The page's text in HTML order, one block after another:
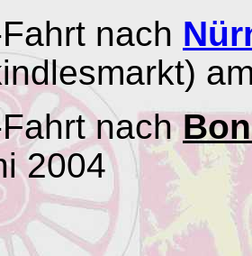
nach
nach
2004